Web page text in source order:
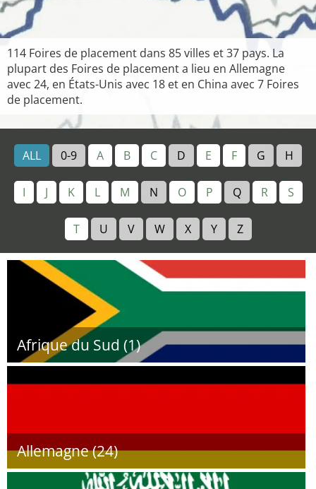
114 Foires de placement dans 85 villes et 37 pays. La
plupart des Foires de placement a lieu en Allemagne
avec 24, en États-Unis avec 18 et en China avec 7 Foires
de placement.
ALL 0-9 A B C D E F G H
I J K L M N O P Q R S
T U V W X Y Z
Afrique du Sud (1)
Allemagne (24)